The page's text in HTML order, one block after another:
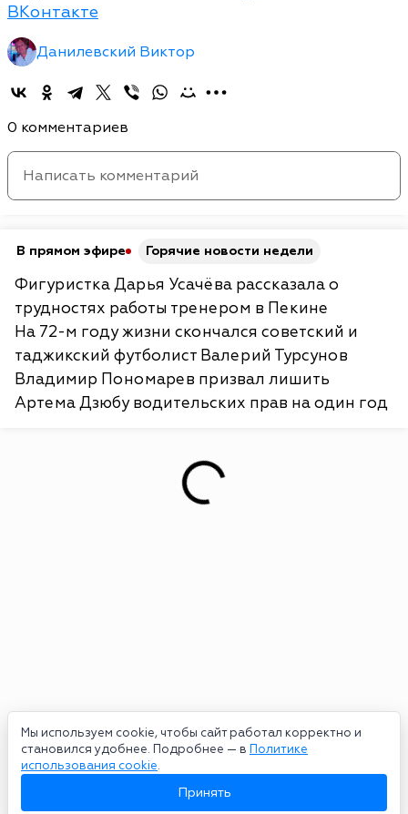
Мы используем cookie, чтобы сайт работал корректно и
становился удобнее. Подробнее — в Политике
использования cookie.
Принять
ВКонтакте
Данилевский Виктор
0 комментариев
В прямом эфире Горячие новости недели
Фигуристка Дарья Усачёва рассказала о
трудностях работы тренером в Пекине
На 72-м году жизни скончался советский и
таджикский футболист Валерий Турсунов
Владимир Пономарев призвал лишить
Артема Дзюбу водительских прав на один год